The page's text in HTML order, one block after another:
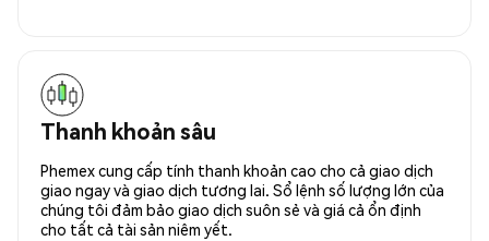
Thanh khoản sâu
Phemex cung cấp tính thanh khoản cao cho cả giao dịch
giao ngay và giao dịch tương lai. Sổ lệnh số lượng lớn của
chúng tôi đảm bảo giao dịch suôn sẻ và giá cả ổn định
cho tất cả tài sản niêm yết.